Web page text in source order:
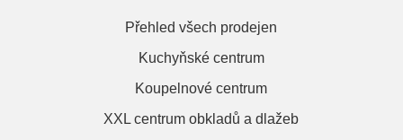
Přehled všech prodejen
Kuchyňské centrum
Koupelnové centrum
XXL centrum obkladů a dlažeb